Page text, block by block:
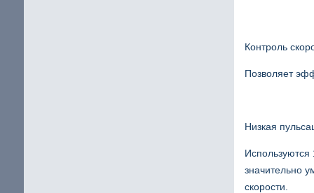
Контроль
Позволяет
Низкая
значительно
скорости.